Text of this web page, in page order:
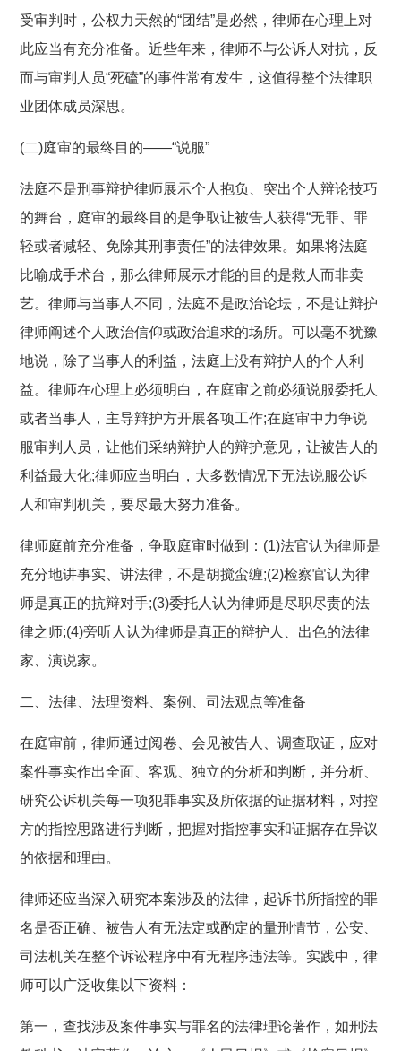
受审判时，公权力天然的“团结”是必然，律师在心理上对
此应当有充分准备。近些年来，律师不与公诉人对抗，反
而与审判人员“死磕”的事件常有发生，这值得整个法律职
业团体成员深思。
(二)庭审的最终目的——“说服”
法庭不是刑事辩护律师展示个人抱负、突出个人辩论技巧
的舞台，庭审的最终目的是争取让被告人获得“无罪、罪
轻或者减轻、免除其刑事责任”的法律效果。如果将法庭
比喻成手术台，那么律师展示才能的目的是救人而非卖
艺。律师与当事人不同，法庭不是政治论坛，不是让辩护
律师阐述个人政治信仰或政治追求的场所。可以毫不犹豫
地说，除了当事人的利益，法庭上没有辩护人的个人利
益。律师在心理上必须明白，在庭审之前必须说服委托人
或者当事人，主导辩护方开展各项工作;在庭审中力争说
服审判人员，让他们采纳辩护人的辩护意见，让被告人的
利益最大化;律师应当明白，大多数情况下无法说服公诉
人和审判机关，要尽最大努力准备。
律师庭前充分准备，争取庭审时做到：(1)法官认为律师是
充分地讲事实、讲法律，不是胡搅蛮缠;(2)检察官认为律
师是真正的抗辩对手;(3)委托人认为律师是尽职尽责的法
律之师;(4)旁听人认为律师是真正的辩护人、出色的法律
家、演说家。
二、法律、法理资料、案例、司法观点等准备
在庭审前，律师通过阅卷、会见被告人、调查取证，应对
案件事实作出全面、客观、独立的分析和判断，并分析、
研究公诉机关每一项犯罪事实及所依据的证据材料，对控
方的指控思路进行判断，把握对指控事实和证据存在异议
的依据和理由。
律师还应当深入研究本案涉及的法律，起诉书所指控的罪
名是否正确、被告人有无法定或酌定的量刑情节，公安、
司法机关在整个诉讼程序中有无程序违法等。实践中，律
师可以广泛收集以下资料：
第一，查找涉及案件事实与罪名的法律理论著作，如刑法